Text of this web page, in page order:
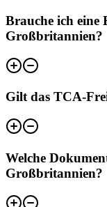
Brauche ich
Großbritannien?
Gilt das TCA-
Welche
Großbritannien?